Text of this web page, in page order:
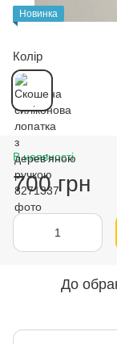
Новинка
Колір
В наявності
700 грн
До